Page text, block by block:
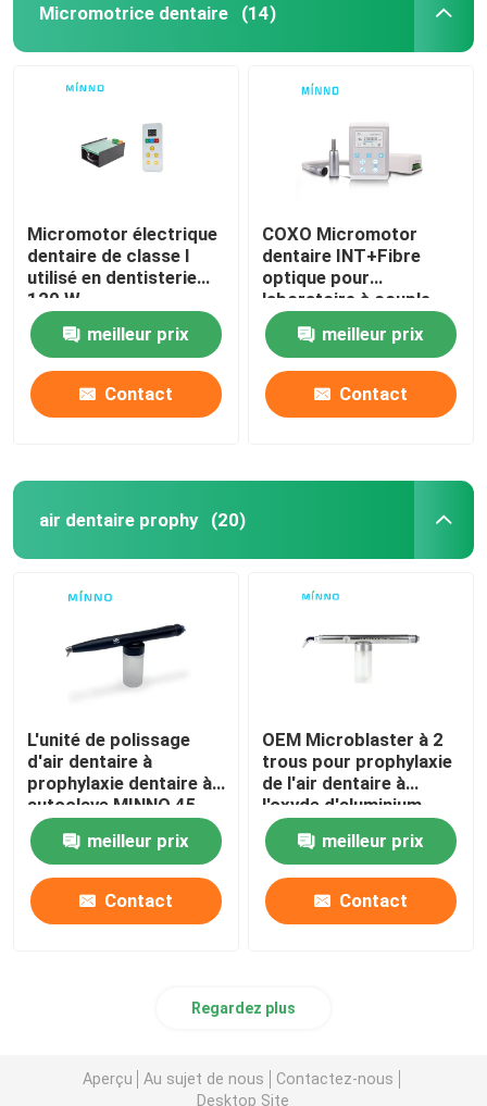
Micromotrice dentaire (14)
Micromotor électrique
dentaire de classe I
utilisé en dentisterie
120 W
meilleur prix
Contact
COXO Micromotor
dentaire INT+Fibre
optique pour
laboratoire à couple
élevé
meilleur prix
Contact
air dentaire prophy (20)
L'unité de polissage
d'air dentaire à
prophylaxie dentaire à
autoclave MINNO 45
psi
meilleur prix
Contact
OEM Microblaster à 2
trous pour prophylaxie
de l'air dentaire à
l'oxyde d'aluminium
meilleur prix
Contact
Regardez plus
Aperçu Au sujet de nous
Contactez-nous
Desktop Site